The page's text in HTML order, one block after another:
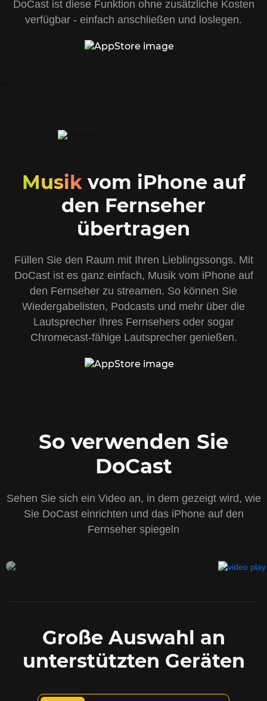
DoCast ist diese Funktion ohne zusätzliche Kosten
verfügbar - einfach anschließen und loslegen.
Musik vom iPhone auf
den Fernseher
übertragen
Füllen Sie den Raum mit Ihren Lieblingssongs. Mit
DoCast ist es ganz einfach, Musik vom iPhone auf
den Fernseher zu streamen. So können Sie
Wiedergabelisten, Podcasts und mehr über die
Lautsprecher Ihres Fernsehers oder sogar
Chromecast-fähige Lautsprecher genießen.
So verwenden Sie
DoCast
Sehen Sie sich ein Video an, in dem gezeigt wird, wie
Sie DoCast einrichten und das iPhone auf den
Fernseher spiegeln
Große Auswahl an
unterstützten Geräten